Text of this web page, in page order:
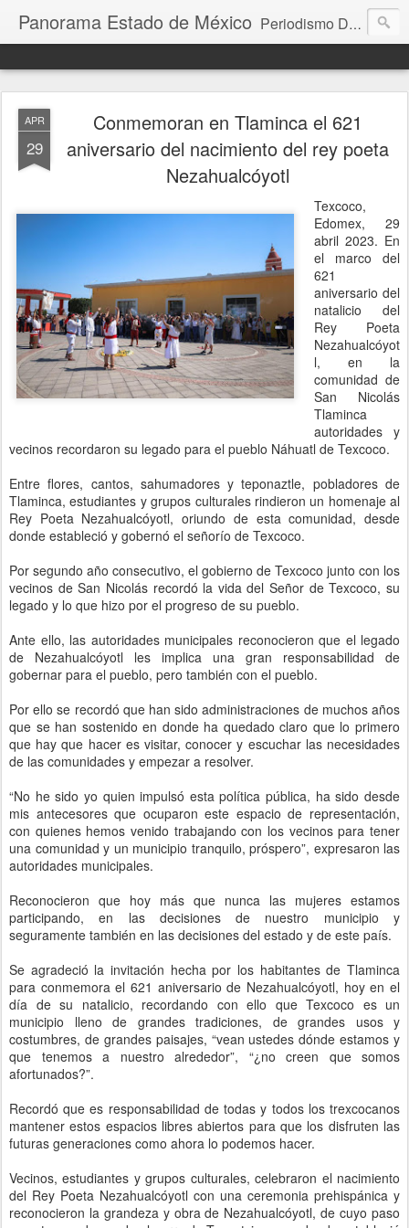
Panorama Estado de México Periodismo Digital
APR
29
Conmemoran en Tlaminca el 621
aniversario del nacimiento del rey poeta
Nezahualcóyotl
Texcoco,
Edomex, 29
abril 2023. En
el marco del
621
aniversario del
natalicio del
Rey Poeta
Nezahualcóyot
l, en la
comunidad de
San Nicolás
Tlaminca
autoridades y
vecinos recordaron su legado para el pueblo Náhuatl de Texcoco.
Entre flores, cantos, sahumadores y teponaztle, pobladores de
Tlaminca, estudiantes y grupos culturales rindieron un homenaje al
Rey Poeta Nezahualcóyotl, oriundo de esta comunidad, desde
donde estableció y gobernó el señorío de Texcoco.
Por segundo año consecutivo, el gobierno de Texcoco junto con los
vecinos de San Nicolás recordó la vida del Señor de Texcoco, su
legado y lo que hizo por el progreso de su pueblo.
Ante ello, las autoridades municipales reconocieron que el legado
de Nezahualcóyotl les implica una gran responsabilidad de
gobernar para el pueblo, pero también con el pueblo.
Por ello se recordó que han sido administraciones de muchos años
que se han sostenido en donde ha quedado claro que lo primero
que hay que hacer es visitar, conocer y escuchar las necesidades
de las comunidades y empezar a resolver.
“No he sido yo quien impulsó esta política pública, ha sido desde
mis antecesores que ocuparon este espacio de representación,
con quienes hemos venido trabajando con los vecinos para tener
una comunidad y un municipio tranquilo, próspero”, expresaron las
autoridades municipales.
Reconocieron que hoy más que nunca las mujeres estamos
participando, en las decisiones de nuestro municipio y
seguramente también en las decisiones del estado y de este país.
Se agradeció la invitación hecha por los habitantes de Tlaminca
para conmemora el 621 aniversario de Nezahualcóyotl, hoy en el
día de su natalicio, recordando con ello que Texcoco es un
municipio lleno de grandes tradiciones, de grandes usos y
costumbres, de grandes paisajes, “vean ustedes dónde estamos y
que tenemos a nuestro alrededor”, “¿no creen que somos
afortunados?”.
Recordó que es responsabilidad de todas y todos los trexcocanos
mantener estos espacios libres abiertos para que los disfruten las
futuras generaciones como ahora lo podemos hacer.
Vecinos, estudiantes y grupos culturales, celebraron el nacimiento
del Rey Poeta Nezahualcóyotl con una ceremonia prehispánica y
reconocieron la grandeza y obra de Nezahualcóyotl, de cuyo paso